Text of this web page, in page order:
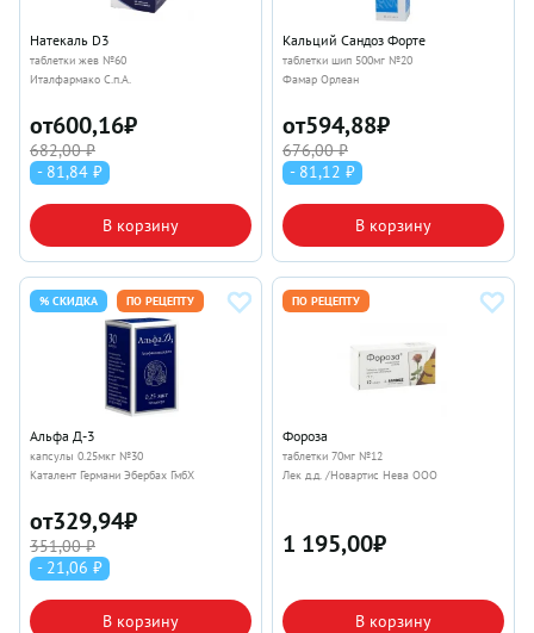
Натекаль D3
таблетки жев №60
Италфармако С.п.А.
от600,16₽
682,00 ₽
- 81,84 ₽
В корзину
Кальций Сандоз Форте
таблетки шип 500мг №20
Фамар Орлеан
от594,88₽
676,00 ₽
- 81,12 ₽
В корзину
% СКИДКА ПО РЕЦЕПТУ
Альфа Д-3
капсулы 0.25мкг №30
Каталент Германи Эбербах ГмбХ
от329,94₽
351,00 ₽
- 21,06 ₽
В корзину
ПО РЕЦЕПТУ
Фороза
таблетки 70мг №12
Лек д.д. /Новартис Нева ООО
1 195,00₽
В корзину